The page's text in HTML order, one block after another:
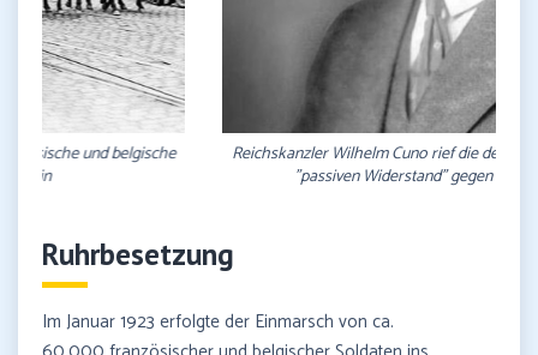
Reichskanzler Wilhelm Cuno rief die deutsche Bevölkerung zum
"passiven Widerstand" gegen die Besatzer auf
Ruhrbesetzung
Im Januar 1923 erfolgte der Einmarsch von ca.